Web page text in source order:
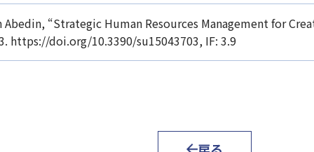
Abedin, “Strategic Human Resources Management for
https://doi.org/10.3390/su15043703, IF: 3.9